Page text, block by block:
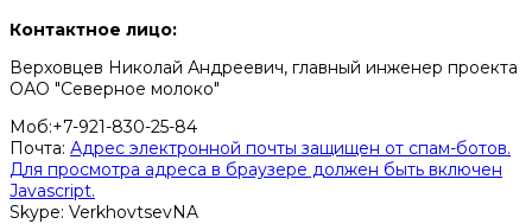
Контактное лицо:
Верховцев Николай Андреевич, главный инженер проекта
ОАО "Северное молоко"
Моб:+7-921-830-25-84
Почта: Адрес электронной почты защищен от спам-ботов.
Для просмотра адреса в браузере должен быть включен
Javascript.
Skype: VerkhovtsevNA